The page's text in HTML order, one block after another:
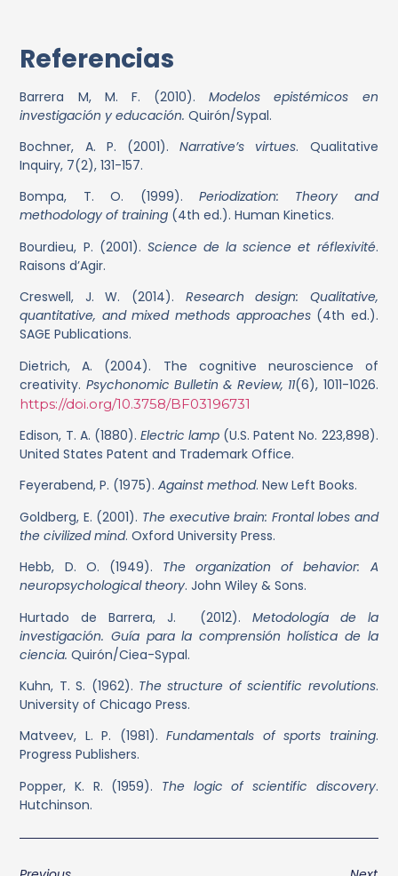
Referencias
Barrera M, M. F. (2010).Modelos epistémicos en
investigación y educación. Quirón/Sypal.
Bochner, A. P. (2001).Narrative’s virtues. Qualitative
Inquiry, 7(2), 131-157.
Bompa, T. O. (1999). Periodization: Theory and
methodology of training (4th ed.). Human Kinetics.
Bourdieu, P. (2001). Science de la science et réflexivité.
Raisons d’Agir.
Creswell, J. W. (2014). Research design: Qualitative,
quantitative, and mixed methods approaches(4th ed.).
SAGE Publications.
Dietrich, A. (2004). The cognitive neuroscience of
creativity. Psychonomic Bulletin & Review, 11(6), 1011-1026.
https://doi.org/10.3758/BF03196731
Edison, T. A. (1880). Electric lamp (U.S. Patent No. 223,898).
United States Patent and Trademark Office.
Feyerabend, P. (1975).Against method. New Left Books.
Goldberg, E. (2001). The executive brain: Frontal lobes and
the civilized mind. Oxford University Press.
Hebb, D. O. (1949). The organization of behavior: A
neuropsychological theory. John Wiley & Sons.
Hurtado de Barrera, J. (2012). Metodología de la
investigación. Guía para la comprensión holística de la
ciencia.Quirón/Ciea-Sypal.
Kuhn, T. S. (1962). The structure of scientific revolutions.
University of Chicago Press.
Matveev, L. P. (1981).Fundamentals of sports training.
Progress Publishers.
Popper, K. R. (1959). The logic of scientific discovery.
Hutchinson.